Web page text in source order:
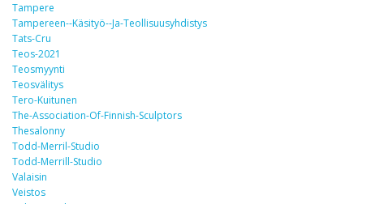
Tampere
Tampereen--käsityö--ja-Teollisuusyhdistys
Tats-Cru
Teos-2021
Teosmyynti
Teosvälitys
Tero-Kuitunen
The-Association-Of-Finnish-Sculptors
Thesalonny
Todd-Merril-Studio
Todd-Merrill-Studio
Valaisin
Veistos